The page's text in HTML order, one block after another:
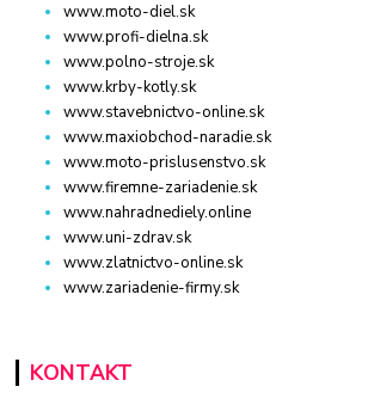
www.moto-diel.sk
www.profi-dielna.sk
www.polno-stroje.sk
www.krby-kotly.sk
www.stavebnictvo-online.sk
www.maxiobchod-naradie.sk
www.moto-prislusenstvo.sk
www.firemne-zariadenie.sk
www.nahradnediely.online
www.uni-zdrav.sk
www.zlatnictvo-online.sk
www.zariadenie-firmy.sk
KONTAKT